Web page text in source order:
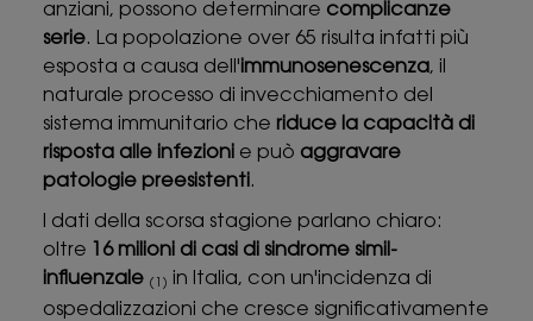
anziani, possono determinare complicanze
serie. La popolazione over 65 risulta infatti più
esposta a causa dell'immunosenescenza, il
naturale processo di invecchiamento del
sistema immunitario che riduce la capacità di
risposta alle infezioni e può aggravare
patologie preesistenti.
I dati della scorsa stagione parlano chiaro:
oltre
16 milioni di casi di sindrome simil-
influenzale (1)
in Italia, con un'incidenza di
ospedalizzazioni che cresce significativamente